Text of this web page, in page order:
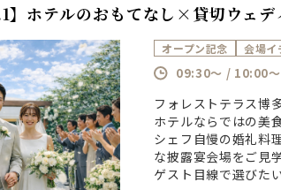
】ホテルのおもてなし×貸切ウェデ
オープン記念 会場イ
09:30～ / 10:00
フォレストテラス博
ホテルならではの美
シェフ自慢の婚礼料
な披露宴会場をご見
ゲスト目線で選びた